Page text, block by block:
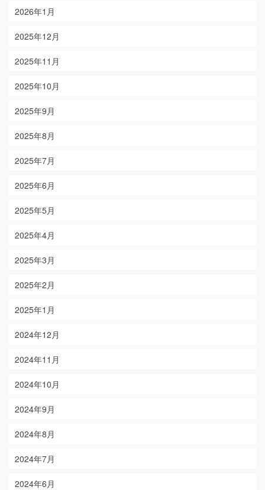
2026年1月
2025年12月
2025年11月
2025年10月
2025年9月
2025年8月
2025年7月
2025年6月
2025年5月
2025年4月
2025年3月
2025年2月
2025年1月
2024年12月
2024年11月
2024年10月
2024年9月
2024年8月
2024年7月
2024年6月